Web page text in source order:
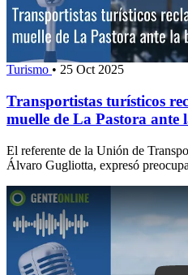
Turismo • 25 Oct 2025
Transportistas turísticos
muelle de La Pastora ante
El referente de la Unión de
Álvaro Gugliotta, expresó